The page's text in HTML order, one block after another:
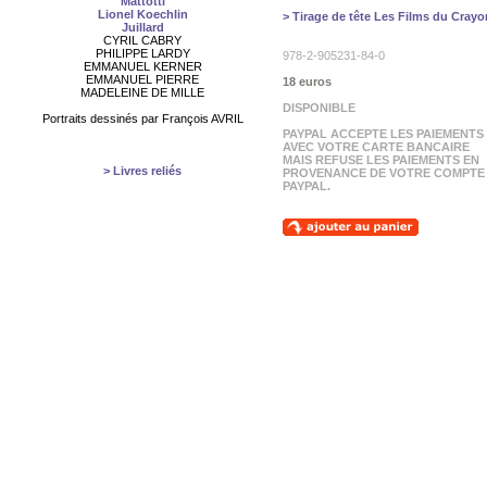
Lionel Koechlin
Juillard
CYRIL CABRY
PHILIPPE LARDY
EMMANUEL KERNER
EMMANUEL PIERRE
MADELEINE DE MILLE
Portraits dessinés par François AVRIL
> Livres reliés
> Tirage de tête Les Films du
978-2-905231-84-0
18 euros
DISPONIBLE
PAYPAL ACCEPTE LES PAIEMENTS
AVEC VOTRE CARTE BANCAIRE
MAIS REFUSE LES PAIEMENTS EN
PROVENANCE DE VOTRE COMPTE
PAYPAL.